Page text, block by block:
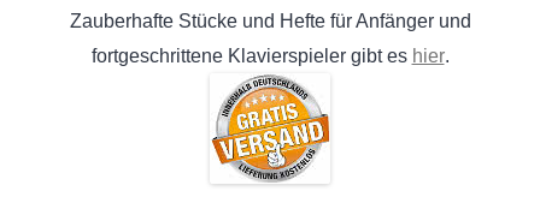
Zauberhafte Stücke und Hefte für Anfänger und
fortgeschrittene Klavierspieler gibt es hier.